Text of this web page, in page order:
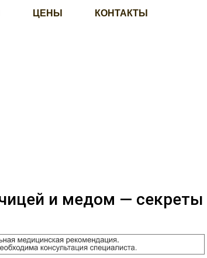
ЦЕНЫ КОНТАКТЫ
и медом — секреты